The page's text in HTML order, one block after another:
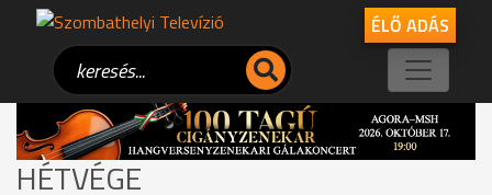
ÉLŐ ADÁS
HÉTVÉGE